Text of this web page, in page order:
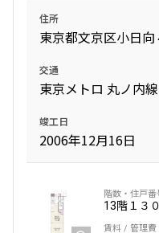
住所
東京都文京区小日向
交通
東京メトロ 丸ノ内
竣工日
2006年12月16日
13階１３